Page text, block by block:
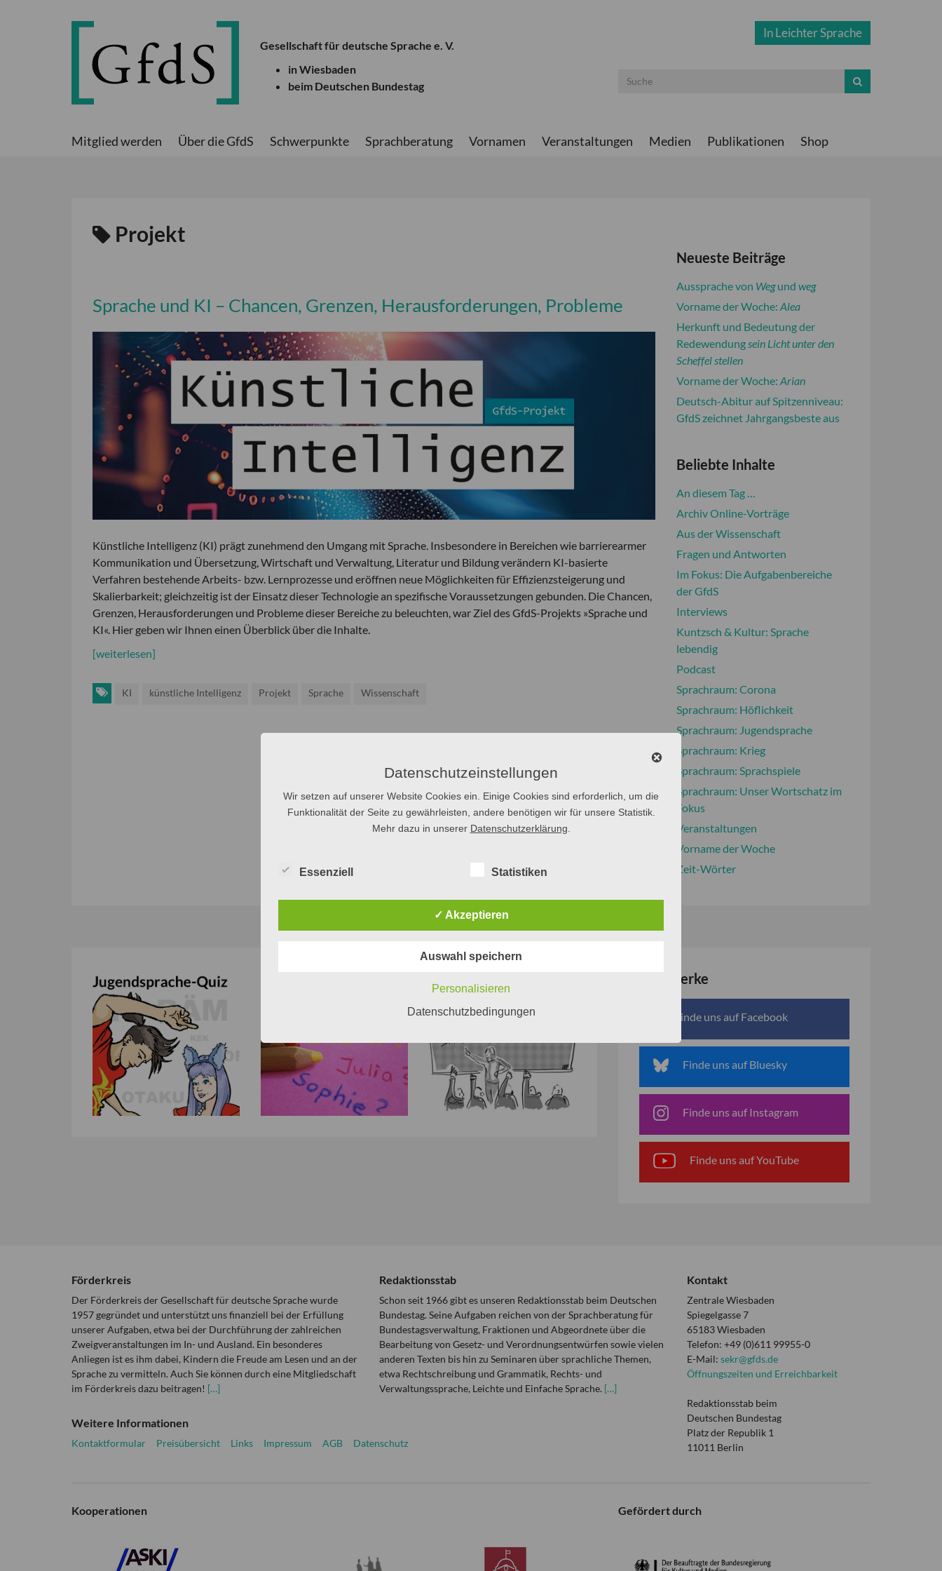
Gesellschaft für deutsche Sprache e. V.
in Wiesbaden
beim Deutschen Bundestag
In Leichter Sprache
Mitglied werden Über die GfdS Schwerpunkte Sprachberatung Vornamen Veranstaltungen Medien Publikationen Shop
Projekt
Sprache und KI – Chancen, Grenzen, Herausforderungen, Probleme
Künstliche Intelligenz (KI) prägt zunehmend den Umgang mit Sprache. Insbesondere in Bereichen wie barrierearmer
Kommunikation und Übersetzung, Wirtschaft und Verwaltung, Literatur und Bildung verändern KI-basierte
Verfahren bestehende Arbeits- bzw. Lernprozesse und eröffnen neue Möglichkeiten für Effizienzsteigerung und
Skalierbarkeit; gleichzeitig ist der Einsatz dieser Technologie an spezifische Voraussetzungen gebunden. Die Chancen,
Grenzen, Herausforderungen und Probleme dieser Bereiche zu beleuchten, war Ziel des GfdS-Projekts »Sprache und
KI«. Hier geben wir Ihnen einen Überblick über die Inhalte.
[weiterlesen]
KI künstliche Intelligenz Projekt Sprache Wissenschaft
Neueste Beiträge
Aussprache von Wegund weg
Vorname der Woche: Alea
Herkunft und Bedeutung der
Redewendungsein Licht unter den
Scheffel stellen
Vorname der Woche: Arian
Deutsch-Abitur auf Spitzenniveau:
GfdS zeichnet Jahrgangsbeste aus
Beliebte Inhalte
An diesem Tag …
Archiv Online-Vorträge
Aus der Wissenschaft
Fragen und Antworten
Im Fokus: Die Aufgabenbereiche
der GfdS
Interviews
Kuntzsch & Kultur: Sprache
lebendig
Podcast
Sprachraum: Corona
Sprachraum: Höflichkeit
Sprachraum: Jugendsprache
Sprachraum: Krieg
Sprachraum: Sprachspiele
Sprachraum: Unser Wortschatz im
Fokus
Veranstaltungen
Vorname der Woche
Zeit-Wörter
Netzwerke
Finde uns auf Facebook
Finde uns auf Bluesky
Finde uns auf Instagram
Finde uns auf YouTube
Förderkreis
Der Förderkreis der Gesellschaft für deutsche Sprache wurde
1957 gegründet und unterstützt uns finanziell bei der Erfüllung
unserer Aufgaben, etwa bei der Durchführung der zahlreichen
Zweigveranstaltungen im In- und Ausland. Ein besonderes
Anliegen ist es ihm dabei, Kindern die Freude am Lesen und an der
Sprache zu vermitteln. Auch Sie können durch eine Mitgliedschaft
im Förderkreis dazu beitragen! […]
Redaktionsstab
Schon seit 1966 gibt es unseren Redaktionsstab beim Deutschen
Bundestag. Seine Aufgaben reichen von der Sprachberatung für
Bundestagsverwaltung, Fraktionen und Abgeordnete über die
Bearbeitung von Gesetz- und Verordnungsentwürfen sowie vielen
anderen Texten bis hin zu Seminaren über sprachliche Themen,
etwa Rechtschreibung und Grammatik, Rechts- und
Verwaltungssprache, Leichte und Einfache Sprache. […]
Weitere Informationen
Kontaktformular Preisübersicht Links Impressum AGB Datenschutz
Kontakt
Zentrale Wiesbaden
Spiegelgasse 7
65183 Wiesbaden
Telefon: +49 (0)611 99955-0
E-Mail: sekr@gfds.de
Öffnungszeiten und Erreichbarkeit
Redaktionsstab beim
Deutschen Bundestag
Platz der Republik 1
11011 Berlin
Kooperationen Gefördert durch
Datenschutzeinstellungen
Wir setzen auf unserer Website Cookies ein. Einige Cookies sind erforderlich, um die
Funktionalität der Seite zu gewährleisten, andere benötigen wir für unsere Statistik.
Mehr dazu in unserer Datenschutzerklärung
Essenziell Statistiken
✓ Akzeptieren
Auswahl speichern
Personalisieren
Datenschutzbedingungen